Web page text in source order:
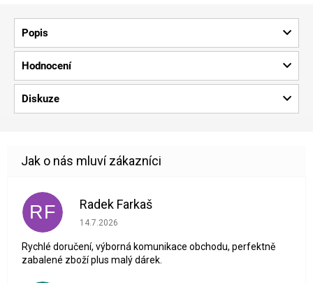
Popis
Hodnocení
Diskuze
RF Radek Farkaš
Hodnocení obchodu je 5 z 5 hvězdiček.
14.7.2026
Rychlé doručení, výborná komunikace obchodu, perfektně
zabalené zboží plus malý dárek.